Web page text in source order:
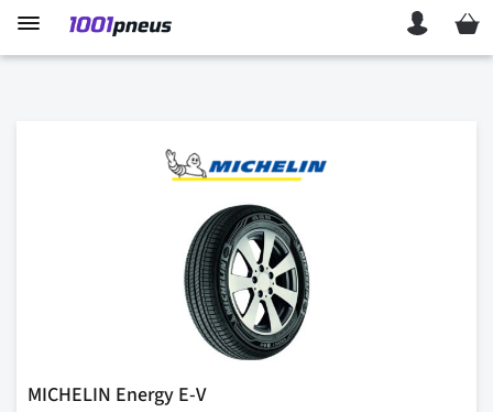
Mon
MICHELIN Energy E-V